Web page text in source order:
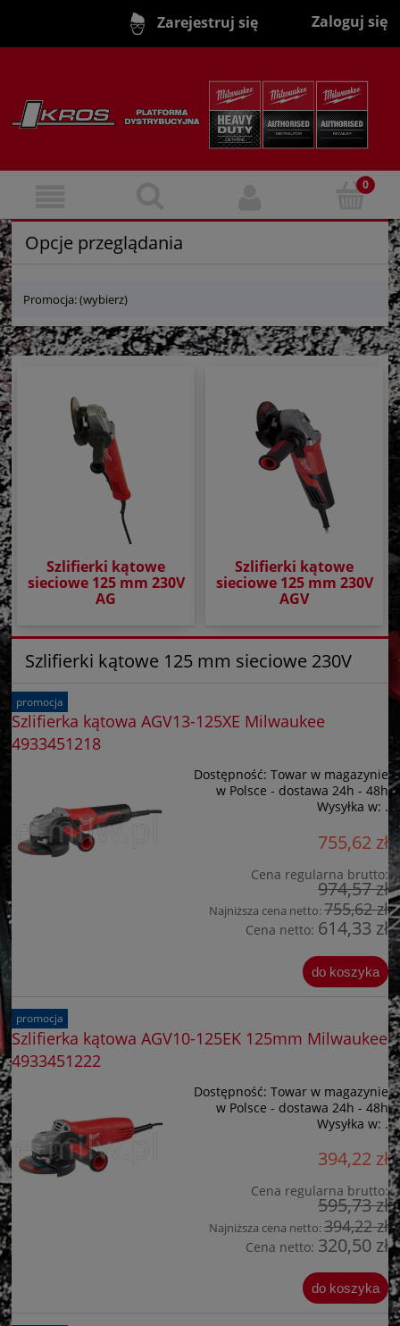
Zarejestruj się Zaloguj się
Opcje przeglądania
Promocja: (wybierz)
Szlifierki kątowe
sieciowe 125 mm 230V
AG
Szlifierki kątowe
sieciowe 125 mm 230V
AGV
Szlifierki kątowe 125 mm sieciowe 230V
Szlifierka kątowa AGV13-125XE Milwaukee
4933451218
Dostępność: Towar w magazynie
w Polsce - dostawa 24h - 48h
Wysyłka w: .
755,62 zł
Cena regularna brutto:
974,57 zł
Najniższa cena netto:755,62 zł
Cena netto: 614,33 zł
do koszyka
promocja
Szlifierka kątowa AGV10-125EK 125mm Milwaukee
4933451222
Dostępność: Towar w magazynie
w Polsce - dostawa 24h - 48h
Wysyłka w: .
394,22 zł
Cena regularna brutto:
595,73 zł
Najniższa cena netto:394,22 zł
Cena netto: 320,50 zł
do koszyka
promocja